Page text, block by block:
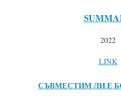
2022
LINK
СЪВМЕСТИМ ЛИ Е